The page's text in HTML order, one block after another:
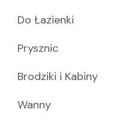
Do Łazienki
Prysznic
Brodziki i Kabiny
Wanny